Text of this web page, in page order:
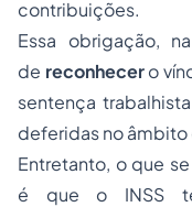
contribuições.
Essa obrigação,
de reconhecero
sentença
deferidas no âmbito
Entretanto, o que
é que o INSS